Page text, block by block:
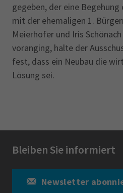
gegeben, der eine Begehung
mit der ehemaligen 1.
Meierhofer und Iris
voranging, halte der
fest, dass ein Neubau die
Lösung sei.
Bleiben Sie informiert
Newsletter